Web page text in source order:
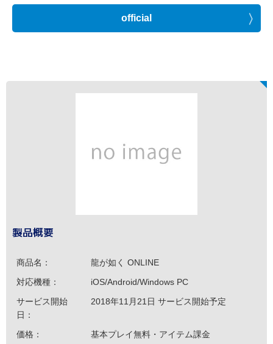
official
製品概要
商品名：
龍が如く ONLINE
対応機種：
iOS/Android/Windows PC
サービス開始
日：
2018年11月21日 サービス開始予定
価格：
基本プレイ無料・アイテム課金